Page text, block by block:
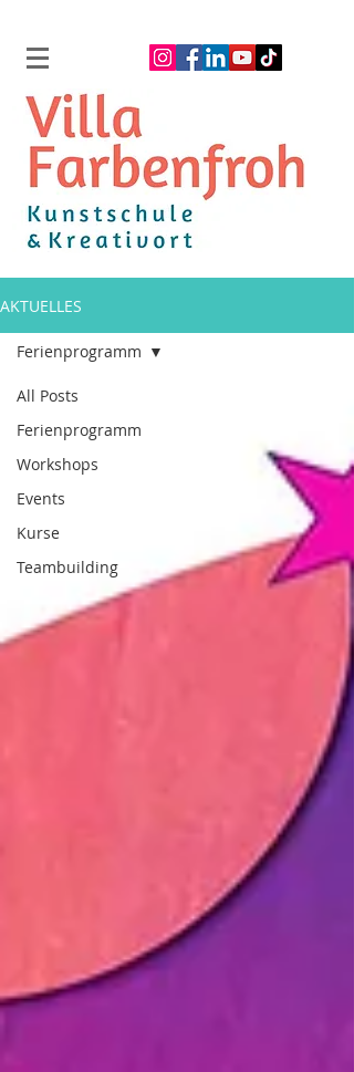
AKTUELLES
All Posts
Ferienprogramm
Workshops
Events
Kurse
Teambuilding
Ferienprogramm